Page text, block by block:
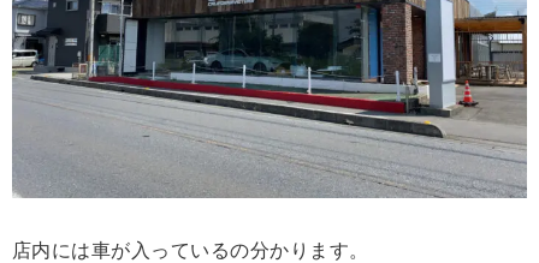
店内には車が入っているの分かります。